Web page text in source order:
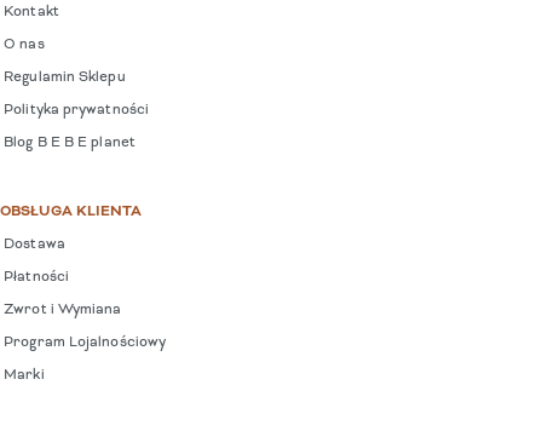
Kontakt
O nas
Regulamin Sklepu
Polityka prywatności
Blog B E B E planet
OBSŁUGA KLIENTA
Dostawa
Płatności
Zwrot i Wymiana
Program Lojalnościowy
Marki